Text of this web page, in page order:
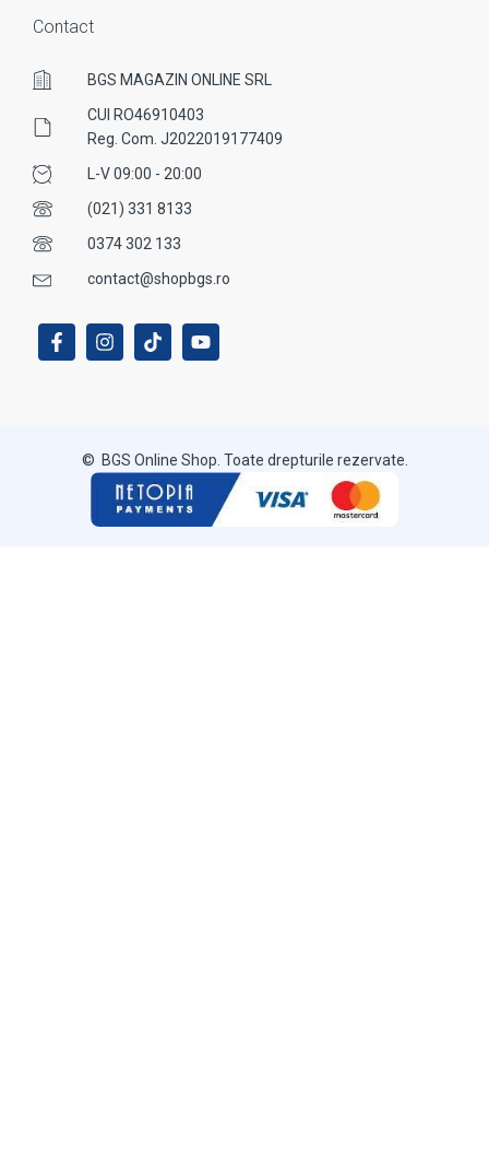
Contact
BGS MAGAZIN ONLINE SRL
CUI RO46910403
Reg. Com. J2022019177409
L-V 09:00 - 20:00
(021) 331 8133
0374 302 133
contact@shopbgs.ro
© BGS Online Shop. Toate drepturile rezervate.